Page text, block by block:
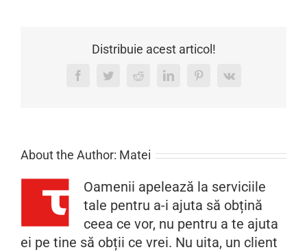
Expert
Distribuie acest articol!
FacebookTwitterRedditLinkedInPinterest
Vk
About the Author: Matei
Oamenii apelează la serviciile
tale pentru a-i ajuta să obțină
ceea ce vor, nu pentru a te ajuta
ei pe tine să obții ce vrei. Nu uita, un client